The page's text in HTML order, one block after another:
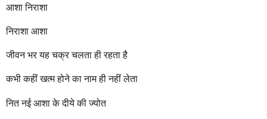
4
y
a
s
a
आशा निराशा
निराशा आशा
जीवन भर यह चक्र चलता ही रहता है
कभी कहीं खत्म होने का नाम ही नहीं लेता
नित नई आशा के दीये की ज्योत